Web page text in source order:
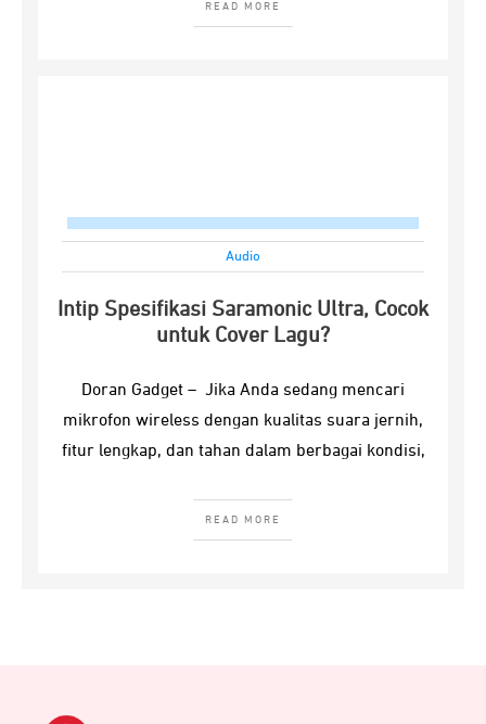
READ MORE
Audio
Intip Spesifikasi Saramonic Ultra, Cocok
untuk Cover Lagu?
Doran Gadget – Jika Anda sedang mencari
mikrofon wireless dengan kualitas suara jernih,
fitur lengkap, dan tahan dalam berbagai kondisi,
READ MORE